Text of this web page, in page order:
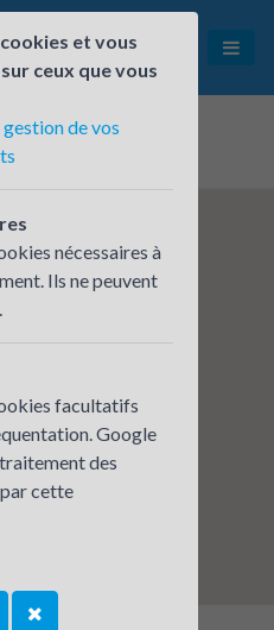
Beaujolais Saône
et vous
ceux que vous
gestion de vos
nécessaires à
Ils ne peuvent
facultatifs
Google
des
cette